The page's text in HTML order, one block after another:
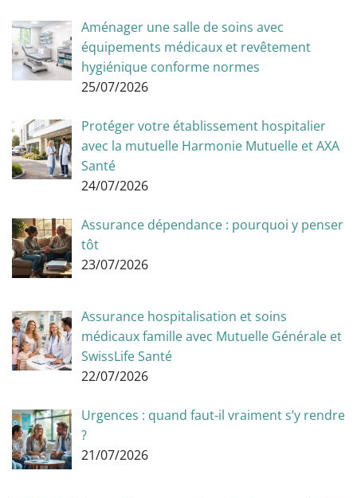
Aménager une salle de soins avec
équipements médicaux et revêtement
hygiénique conforme normes
25/07/2026
Protéger votre établissement hospitalier
avec la mutuelle Harmonie Mutuelle et AXA
Santé
24/07/2026
Assurance dépendance : pourquoi y penser
tôt
23/07/2026
Assurance hospitalisation et soins
médicaux famille avec Mutuelle Générale et
SwissLife Santé
22/07/2026
Urgences : quand faut-il vraiment s’y rendre
?
21/07/2026